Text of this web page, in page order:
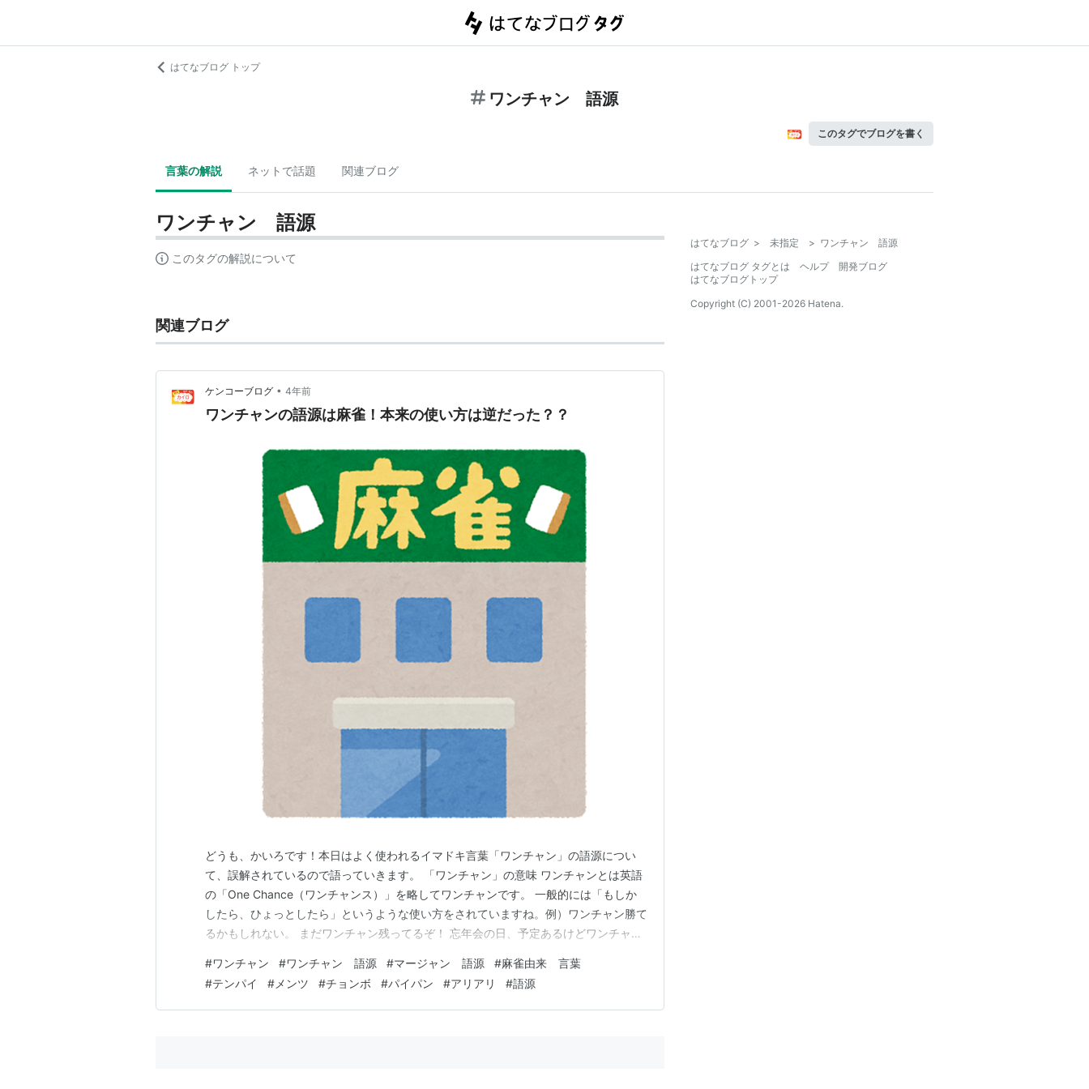
はてなブログ トップ
ワンチャン 語源
このタグでブログを書く
言葉の解説 ネットで話題 関連ブログ
ワンチャン 語源
このタグの解説について
関連ブログ
ケンコーブログ • 4年前
ワンチャンの語源は麻雀！本来の使い方は逆だった？？
どうも、かいろです！本日はよく使われるイマドキ言葉「ワンチャン」の語源につい
て、誤解されているので語っていきます。 「ワンチャン」の意味 ワンチャンとは英語
の「One Chance（ワンチャンス）」を略してワンチャンです。 一般的には「もしか
したら、ひょっとしたら」というような使い方をされていますね。例）ワンチャン勝て
るかもしれない。 まだワンチャン残ってるぞ！ 忘年会の日、予定あるけどワンチャン
回のチャンスをモノに出来れば、勝てる」という意味で使われていたというのは間違い
です。 「ワンチャン」の麻雀での正しい使…
#ワンチャン #ワンチャン 語源 #マージャン 語源 #麻雀由来 言葉
#テンパイ # メンツ #チョンボ #パイパン #アリアリ #語源
はてなブログ > 未指定 > ワンチャン 語源
はてなブログ タグとは
ヘルプ
開発ブログ
はてなブログトップ
Copyright (C) 2001-2026 Hatena.